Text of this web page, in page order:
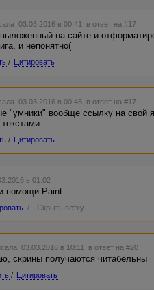
03.03.2016 в 00:41 в ответ на #17
на сайте и
и непонятно(
/ Цитировать
03.03.2016 в 00:45 в ответ на #17
"умники" вообще ссылку на свой
/ Цитировать
в 01:02
помощи Paint
/ Скрыть ветку
03.03.2016 в 10:11 в ответ на #20
скрины получаются читабельны
/ Цитировать